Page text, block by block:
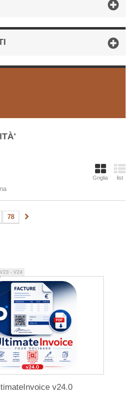
Griglia list
78
V23 - V24
v24.0